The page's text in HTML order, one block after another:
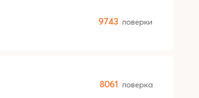
9743 поверки
8061 поверка